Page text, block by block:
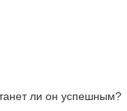
ли он успешным?